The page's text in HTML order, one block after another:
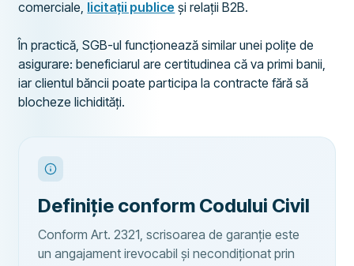
comerciale, licitații publice și relații B2B.
În practică, SGB-ul funcționează similar unei polițe de
asigurare: beneficiarul are certitudinea că va primi banii,
iar clientul băncii poate participa la contracte fără să
blocheze lichidități.
Definiție conform Codului Civil
Conform Art. 2321, scrisoarea de garanție este
un angajament irevocabil și necondiționat prin